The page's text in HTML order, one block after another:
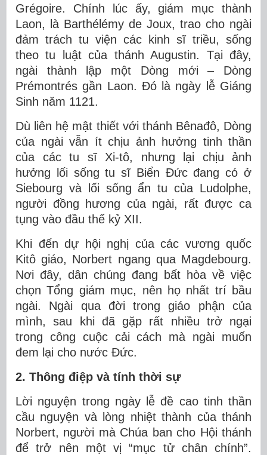
Grégoire. Chính lúc ấy, giám mục thành
Laon, là Barthélémy de Joux, trao cho ngài
đảm trách tu viện các kinh sĩ triều, sống
theo tu luật của thánh Augustin. Tại đây,
ngài thành lập một Dòng mới – Dòng
Prémontrés gần Laon. Đó là ngày lễ Giáng
Sinh năm 1121.
Dù liên hệ mật thiết với thánh Bênađô, Dòng
của ngài vẫn ít chịu ảnh hưởng tinh thần
của các tu sĩ Xi-tô, nhưng lại chịu ảnh
hưởng lối sống tu sĩ Biển Đức đang có ở
Siebourg và lối sống ẩn tu của Ludolphe,
người đồng hương của ngài, rất được ca
tụng vào đầu thế kỷ XII.
Khi đến dự hội nghị của các vương quốc
Kitô giáo, Norbert ngang qua Magdebourg.
Nơi đây, dân chúng đang bất hòa về việc
chọn Tổng giám mục, nên họ nhất trí bầu
ngài. Ngài qua đời trong giáo phận của
mình, sau khi đã gặp rất nhiều trở ngại
trong công cuộc cải cách mà ngài muốn
đem lại cho nước Đức.
2. Thông điệp và tính thời sự
Lời nguyện trong ngày lễ đề cao tinh thần
cầu nguyện và lòng nhiệt thành của thánh
Norbert, người mà Chúa ban cho Hội thánh
để trở nên một vị “mục tử chân chính”.